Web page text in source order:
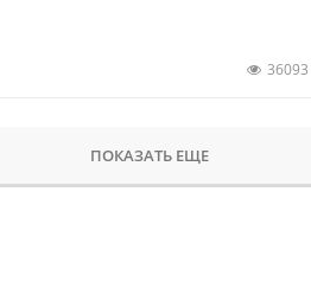
36093
ПОКАЗАТЬ ЕЩЕ